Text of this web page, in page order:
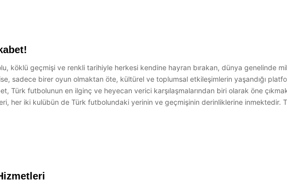
köklü geçmişi ve renkli tarihiyle herkesi kendine hayran bırakan, dünya genelinde
sadece birer oyun olmaktan öte, kültürel ve toplumsal etkileşimlerin yaşandığı
Türk futbolunun en ilginç ve heyecan verici karşılaşmalarından biri olarak öne
her iki kulübün de Türk futbolundaki yerinin ve geçmişinin derinliklerine inmektedir.